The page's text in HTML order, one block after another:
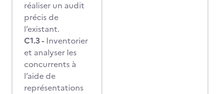
réaliser un audit
précis de
l’existant.
C1.3 - Inventorier
et analyser les
concurrents à
l’aide de
représentations